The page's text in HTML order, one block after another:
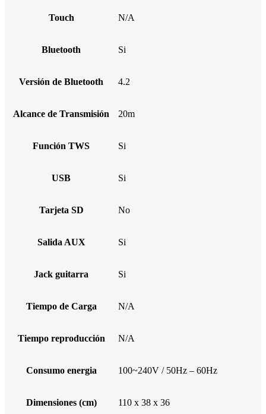
Touch N/A
Bluetooth Si
Versión de Bluetooth 4.2
Alcance de Transmisión 20m
Función TWS Si
USB Si
Tarjeta SD No
Salida AUX Si
Jack guitarra Si
Tiempo de Carga N/A
Tiempo reproducción N/A
Consumo energia 100~240V / 50Hz – 60Hz
Dimensiones (cm) 110 x 38 x 36